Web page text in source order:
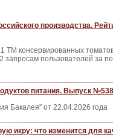
производства.
ТМ консервированных
запросам пользователей за
питания. Выпуск
Бакалея" от 22.04.2026 года
икру: что изменится для